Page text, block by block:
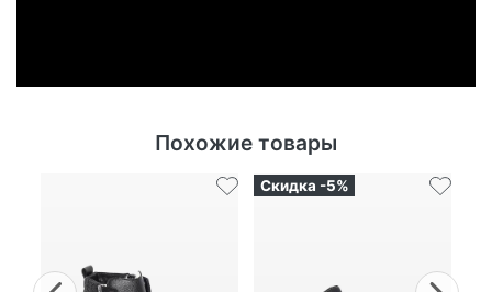
Похожие товары
Скидка -5%